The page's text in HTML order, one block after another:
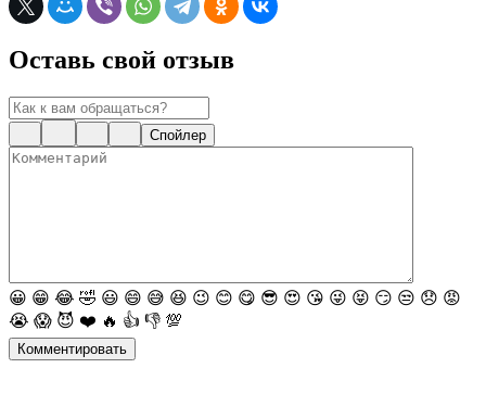
Оставь свой отзыв
Спойлер
😀 😁 😂 🤣 😃 😄 😅 😆 😉 😊 😋 😎 😍 😘 😜 😝 😏 😒 😞 😡
😭 😱 😈 ❤️ 🔥 👍 👎 💯
Комментировать